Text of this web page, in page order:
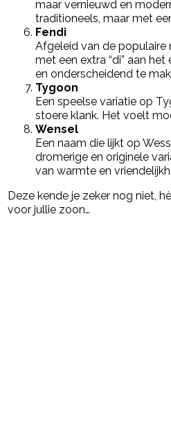
maar vernieuwd en
traditioneels, maar met
Fendi
Afgeleid van de populaire
met een extra “di” aan
en onderscheidend te
Tygoon
Een speelse variatie op
stoere klank. Het voelt
Wensel
Een naam die lijkt op
dromerige en originele
van warmte en
Deze kende je zeker nog niet,
voor jullie zoon…